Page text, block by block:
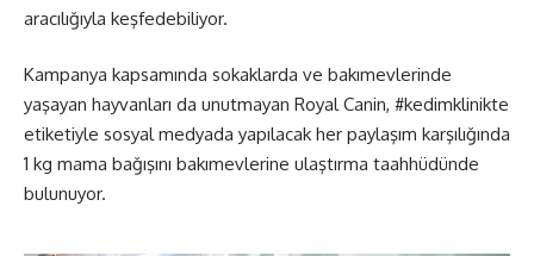
aracılığıyla keşfedebiliyor.
Kampanya kapsamında sokaklarda ve bakımevlerinde
yaşayan hayvanları da unutmayan Royal Canin, #kedimklinikte
etiketiyle sosyal medyada yapılacak her paylaşım karşılığında
1 kg mama bağışını bakımevlerine ulaştırma taahhüdünde
bulunuyor.